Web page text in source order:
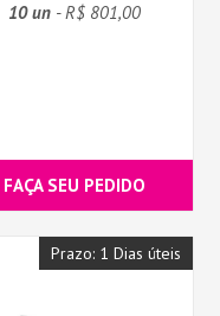
10 un- R$ 801,00
FAÇA SEU PEDIDO
Prazo: 1 Dias úteis